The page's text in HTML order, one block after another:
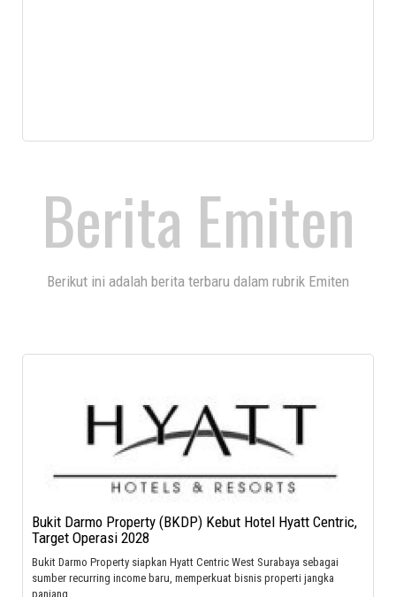
Berita Emiten
Berikut ini adalah berita terbaru dalam rubrik Emiten
Bukit Darmo Property (BKDP) Kebut Hotel Hyatt Centric,
Target Operasi 2028
Bukit Darmo Property siapkan Hyatt Centric West Surabaya sebagai
sumber recurring income baru, memperkuat bisnis properti jangka
panjang.